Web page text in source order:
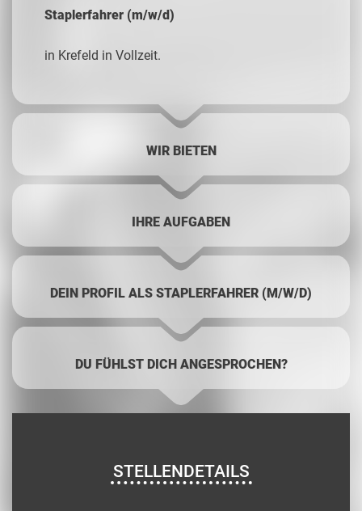
Staplerfahrer (m/w/d)
in Krefeld in Vollzeit.
WIR BIETEN
IHRE AUFGABEN
DEIN PROFIL ALS STAPLERFAHRER (M/W/D)
DU FÜHLST DICH ANGESPROCHEN?
STELLENDETAILS